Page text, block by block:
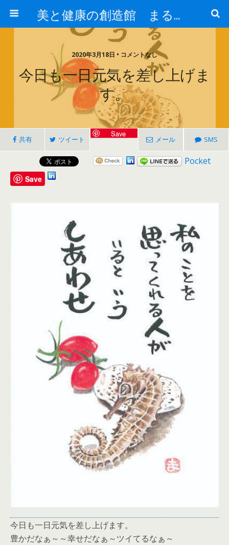
美と健康の創造館 まるとみ薬品 ぐんまの薬屋 芳さんのブログ
2020年3月18日 • コメントなし
今日も一日元気を差し上げま
す。
共有 ツイート
Save
メール SMS
Pocket
Save
今日も一日元気を差し上げます。
豊かだなぁ～～幸せだなぁ～ツイてるなぁ～